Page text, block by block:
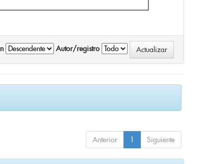
Autor/registro
Anterior 1 Siguiente